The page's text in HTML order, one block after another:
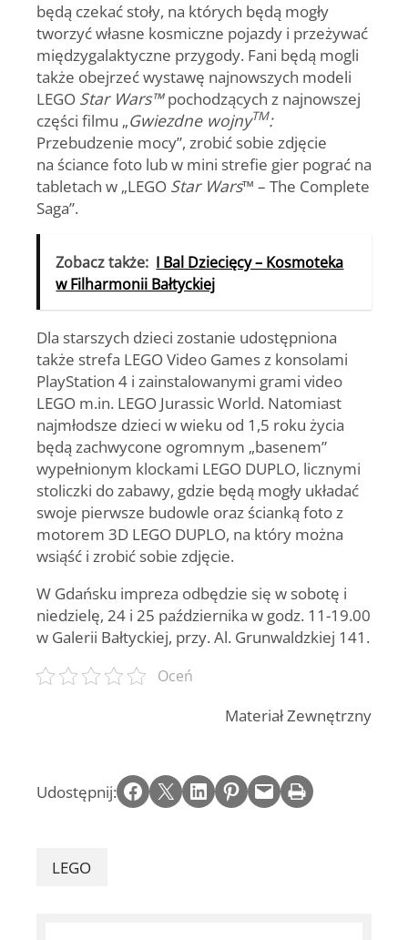
będą czekać stoły, na których będą mogły
tworzyć własne kosmiczne pojazdy i przeżywać
międzygalaktyczne przygody. Fani będą mogli
także obejrzeć wystawę najnowszych modeli
LEGO Star Wars™pochodzących z najnowszej
części filmu „Gwiezdne wojnyTM:
Przebudzenie mocy”, zrobić sobie zdjęcie
na ściance foto lub w mini strefie gier pograć na
tabletach w „LEGO Star Wars™ – The Complete
Saga”.
Zobacz także: I Bal Dziecięcy – Kosmoteka
w Filharmonii Bałtyckiej
Dla starszych dzieci zostanie udostępniona
także strefa LEGO Video Games z konsolami
PlayStation 4 i zainstalowanymi grami video
LEGO m.in. LEGO Jurassic World. Natomiast
najmłodsze dzieci w wieku od 1,5 roku życia
będą zachwycone ogromnym „basenem”
wypełnionym klockami LEGO DUPLO, licznymi
stoliczki do zabawy, gdzie będą mogły układać
swoje pierwsze budowle oraz ścianką foto z
motorem 3D LEGO DUPLO, na który można
wsiąść i zrobić sobie zdjęcie.
W Gdańsku impreza odbędzie się w sobotę i
niedzielę, 24 i 25 października w godz. 11-19.00
w Galerii Bałtyckiej, przy. Al. Grunwaldzkiej 141.
Oceń
Materiał Zewnętrzny
Udostępnij: Share on Facebook Email this Page Share on LinkedIn Share on Pinterest Email this Page Print this Page
LEGO